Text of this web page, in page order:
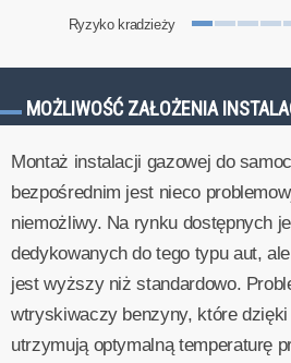
Ryzyko kradzieży
MOŻLIWOŚĆ ZAŁOŻENIA
Montaż instalacji gazowej do
bezpośrednim jest nieco
niemożliwy. Na rynku dostępnych
dedykowanych do tego typu aut,
jest wyższy niż standardowo.
wtryskiwaczy benzyny, które
utrzymują optymalną temperaturę